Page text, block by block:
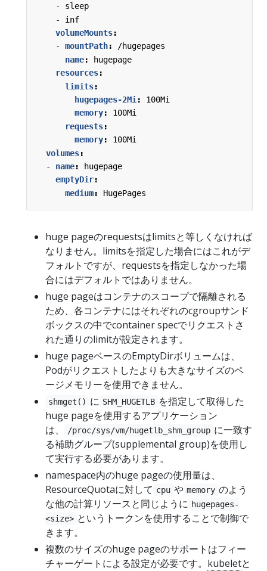
- sleep
- inf
volumeMounts:
- mountPath:
/hugepages
name:
hugepage
resources:
limits:
hugepages-2Mi :
100Mi
memory:
100Mi
requests:
memory:
100Mi
volumes:
- name:
hugepage
emptyDir:
medium: HugePages
huge pageのrequestsはlimitsと等しくなければ
なりません。limitsを指定した場合にはこれがデ
フォルトですが、requestsを指定しなかった場
合にはデフォルトではありません。
huge pageはコンテナのスコープで隔離される
ため、各コンテナにはそれぞれのcgroupサンド
ボックスの中でcontainer specでリクエストさ
れた通りのlimitが設定されます。
huge pageベースのEmptyDirボリュームは、
Podがリクエストしたよりも大きなサイズのペ
ージメモリーを使用できません。
shmget() に SHM_HUGETLB を指定して取得した
huge pageを使用するアプリケーション
は、
/proc/sys/vm/hugetlb_shm_group に一致す
る補助グループ(supplemental group)を使用し
て実行する必要があります。
namespace内のhuge pageの使用量は、
ResourceQuotaに対して cpu や memory のよう
な他の計算リソースと同じように hugepages-
<size> というトークンを使用することで制御で
きます。
複数のサイズのhuge pageのサポートはフィー
チャーゲートによる設定が必要です。 kubeletと